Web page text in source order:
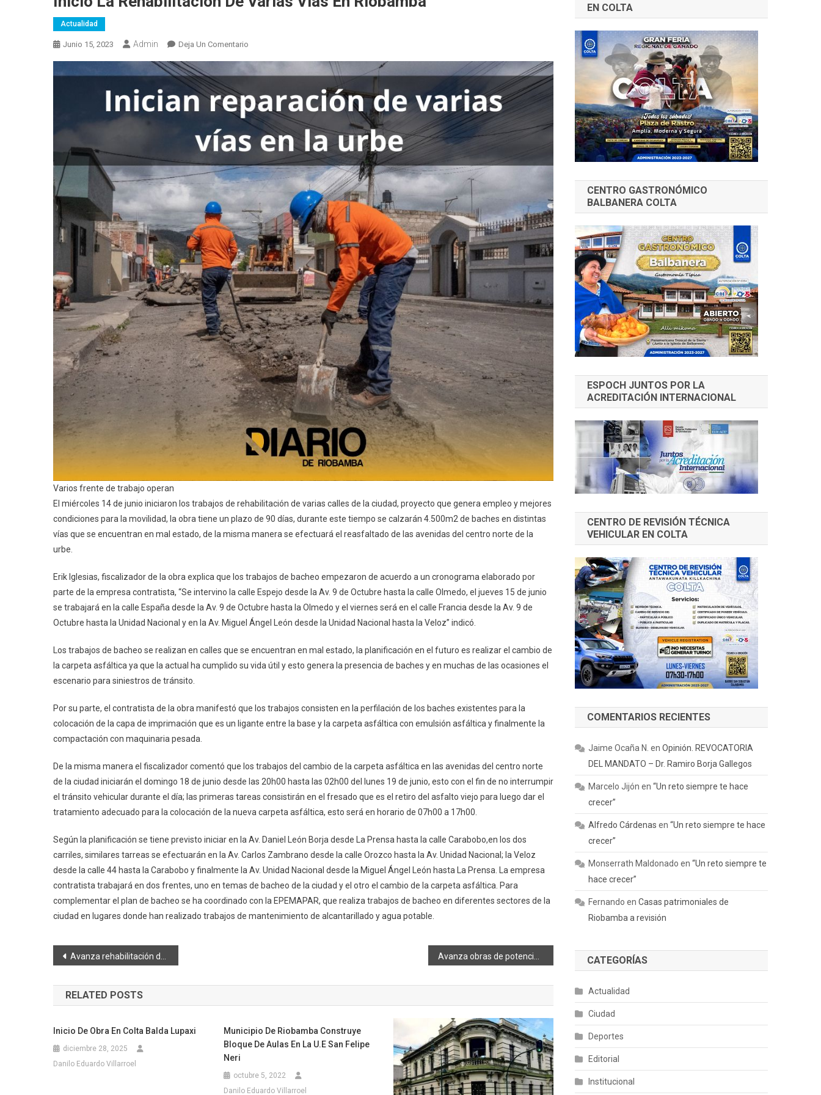
Actualidad
Junio 15, 2023 Admin Deja Un Comentario
De
Varias
Vías
En
Riobamba
Varios frente de trabajo operan
El miércoles 14 de junio iniciaron los trabajos de rehabilitación de varias calles de la ciudad, proyecto que genera empleo y mejores
condiciones para la movilidad, la obra tiene un plazo de 90 días, durante este tiempo se calzarán 4.500m2 de baches en distintas
vías que se encuentran en mal estado, de la misma manera se efectuará el reasfaltado de las avenidas del centro norte de la
urbe.
Erik Iglesias, fiscalizador de la obra explica que los trabajos de bacheo empezaron de acuerdo a un cronograma elaborado por
parte de la empresa contratista, “Se intervino la calle Espejo desde la Av. 9 de Octubre hasta la calle Olmedo, el jueves 15 de junio
se trabajará en la calle España desde la Av. 9 de Octubre hasta la Olmedo y el viernes será en el calle Francia desde la Av. 9 de
Octubre hasta la Unidad Nacional y en la Av. Miguel Ángel León desde la Unidad Nacional hasta la Veloz” indicó.
Los trabajos de bacheo se realizan en calles que se encuentran en mal estado, la planificación en el futuro es realizar el cambio de
la carpeta asfáltica ya que la actual ha cumplido su vida útil y esto genera la presencia de baches y en muchas de las ocasiones el
escenario para siniestros de tránsito.
Por su parte, el contratista de la obra manifestó que los trabajos consisten en la perfilación de los baches existentes para la
colocación de la capa de imprimación que es un ligante entre la base y la carpeta asfáltica con emulsión asfáltica y finalmente la
compactación con maquinaria pesada.
De la misma manera el fiscalizador comentó que los trabajos del cambio de la carpeta asfáltica en las avenidas del centro norte
de la ciudad iniciarán el domingo 18 de junio desde las 20h00 hasta las 02h00 del lunes 19 de junio, esto con el fin de no interrumpir
el tránsito vehicular durante el día; las primeras tareas consistirán en el fresado que es el retiro del asfalto viejo para luego dar el
tratamiento adecuado para la colocación de la nueva carpeta asfáltica, esto será en horario de 07h00 a 17h00.
Según la planificación se tiene previsto iniciar en la Av. Daniel León Borja desde La Prensa hasta la calle Carabobo,en los dos
carriles, similares tarreas se efectuarán en la Av. Carlos Zambrano desde la calle Orozco hasta la Av. Unidad Nacional; la Veloz
desde la calle 44 hasta la Carabobo y finalmente la Av. Unidad Nacional desde la Miguel Ángel León hasta La Prensa. La empresa
contratista trabajará en dos frentes, uno en temas de bacheo de la ciudad y el otro el cambio de la carpeta asfáltica. Para
complementar el plan de bacheo se ha coordinado con la EPEMAPAR, que realiza trabajos de bacheo en diferentes sectores de la
ciudad en lugares donde han realizado trabajos de mantenimiento de alcantarillado y agua potable.
Navegación
de
entradas
Avanza rehabilitación de área recreativa en Quinta La Rosita
RELATED POSTS
Inicio De Obra En Colta Balda Lupaxi
diciembre 28, 2025
Danilo Eduardo Villarroel
Municipio De Riobamba Construye
Bloque De Aulas En La U.E San Felipe
Neri
octubre 5, 2022
Danilo Eduardo Villarroel
EN COLTA
CENTRO GASTRONÓMICO
BALBANERA COLTA
ESPOCH JUNTOS POR LA
ACREDITACIÓN INTERNACIONAL
CENTRO DE REVISIÓN TÉCNICA
VEHICULAR EN COLTA
COMENTARIOS RECIENTES
Jaime Ocaña N. enOpinión. REVOCATORIA
DEL MANDATO – Dr. Ramiro Borja Gallegos
Marcelo Jijón en“Un reto siempre te hace
crecer”
Alfredo Cárdenas en“Un reto siempre te hace
crecer”
Monserrath Maldonado en“Un reto siempre te
hace crecer”
Fernando enCasas patrimoniales de
Riobamba a revisión
CATEGORÍAS
Actualidad
Ciudad
Deportes
Editorial
Institucional